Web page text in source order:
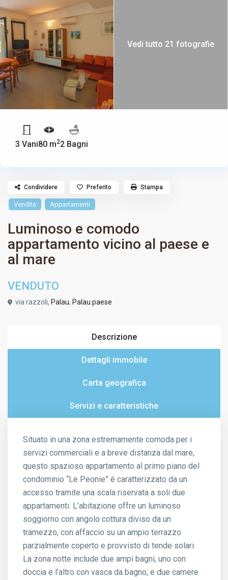
Vedi tutto 21 fotografie
3 Vani80 m22 Bagni
Vendita Appartamenti
Luminoso e comodo
appartamento vicino al paese e
al mare
VENDUTO
via razzoli, Palau, Palau paese
Condividere Preferito Stampa
Descrizione
Dettagli immobile
Carta geografica
Servizi e caratteristiche
Situato in una zona estremamente comoda per i
servizi commerciali e a breve distanza dal mare,
questo spazioso appartamento al primo piano del
condominio “Le Peonie” è caratterizzato da un
accesso tramite una scala riservata a soli due
appartamenti. L’abitazione offre un luminoso
soggiorno con angolo cottura diviso da un
tramezzo, con affaccio su un ampio terrazzo
parzialmente coperto e provvisto di tende solari.
La zona notte include due ampi bagni, uno con
doccia e l’altro con vasca da bagno, e due camere